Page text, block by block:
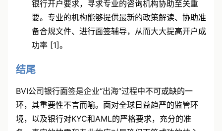
银行开户要求，寻求专业的咨询机构协助至关重
要。专业的机构能够提供最新的政策解读、协助准
备合规文件、进行面签辅导，从而大大提高开户成
功率 [1]。
结尾
BVI公司银行面签是企业“出海”过程中不可或缺的一
环，其重要性不言而喻。面对全球日益趋严的监管环
境，以及银行对KYC和AML的严格要求，充分的准